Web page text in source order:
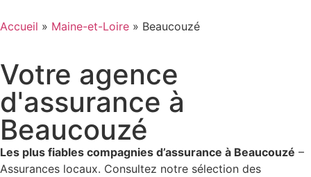
Accueil » Maine-et-Loire » Beaucouzé
Votre agence
d'assurance à
Beaucouzé
Les plus fiables compagnies d’assurance à Beaucouzé –
Assurances locaux. Consultez notre sélection des